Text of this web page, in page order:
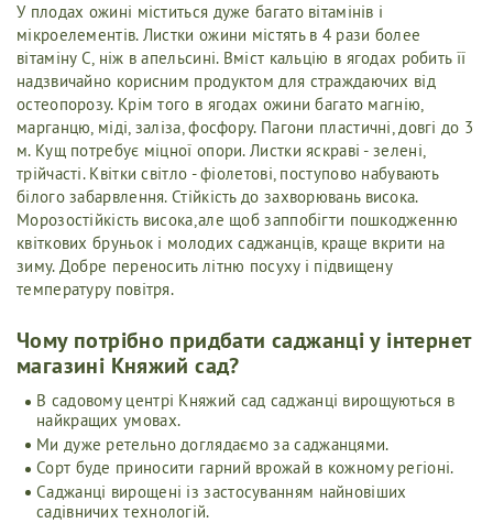
У плодах ожині міститься дуже багато вітамінів і
мікроелементів. Листки ожини містять в 4 рази более
вітаміну С, ніж в апельсині. Вміст кальцію в ягодах робить її
надзвичайно корисним продуктом для страждаючих від
остеопорозу. Крім того в ягодах ожини багато магнію,
марганцю, міді, заліза, фосфору. Пагони пластичні, довгі до 3
м. Кущ потребує міцної опори. Листки яскраві - зелені,
трійчасті. Квітки світло - фіолетові, поступово набувають
білого забарвлення. Стійкість до захворювань висока.
Морозостійкість висока,але щоб заппобігти пошкодженню
квіткових бруньок і молодих саджанців, краще вкрити на
зиму. Добре переносить літню посуху і підвищену
температуру повітря.
Чому потрібно придбати саджанці у інтернет
магазині Княжий сад?
В садовому центрі Княжий сад саджанці вирощуються в
найкращих умовах.
Ми дуже ретельно доглядаємо за саджанцями.
Сорт буде приносити гарний врожай в кожному регіоні.
Саджанці вирощені із застосуванням найновіших
садівничих технологій.